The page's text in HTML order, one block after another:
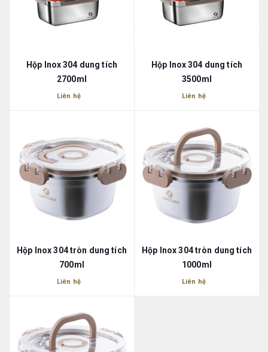
Hộp Inox 304 dung tích
2700ml
Liên hệ
Hộp Inox 304 dung tích
3500ml
Liên hệ
Hộp Inox 304 tròn dung tích
700ml
Liên hệ
Hộp Inox 304 tròn dung tích
1000ml
Liên hệ